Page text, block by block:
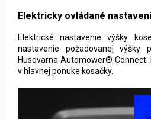
Elektricky ovládané
Elektrické nastavenie výšky
nastavenie požadovanej výšky
Husqvarna Automower® Connect.
v hlavnej ponuke kosačky.